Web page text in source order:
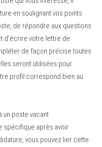
en soulignant vos points
de répondre aux questions
d’écrire votre lettre de
de façon précise toutes
seront utilisées pour
profil correspond bien au
un poste vacant
spécifique après avoir
vous pouvez lier cette